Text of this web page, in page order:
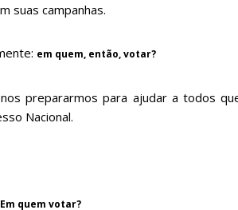
suas campanhas.
em quem, então, votar?
prepararmos para ajudar a todos
Nacional.
quem votar?